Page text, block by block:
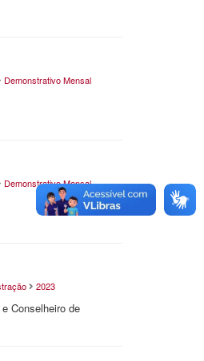
Demonstrativo Mensal
Demonstrativo Mensal
2023
Conselheiro de